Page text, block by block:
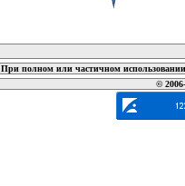
При полном или частичном
©